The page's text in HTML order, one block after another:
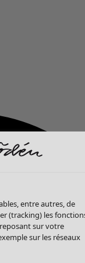
entre autres, de
(tracking) les
sur votre
sur les réseaux